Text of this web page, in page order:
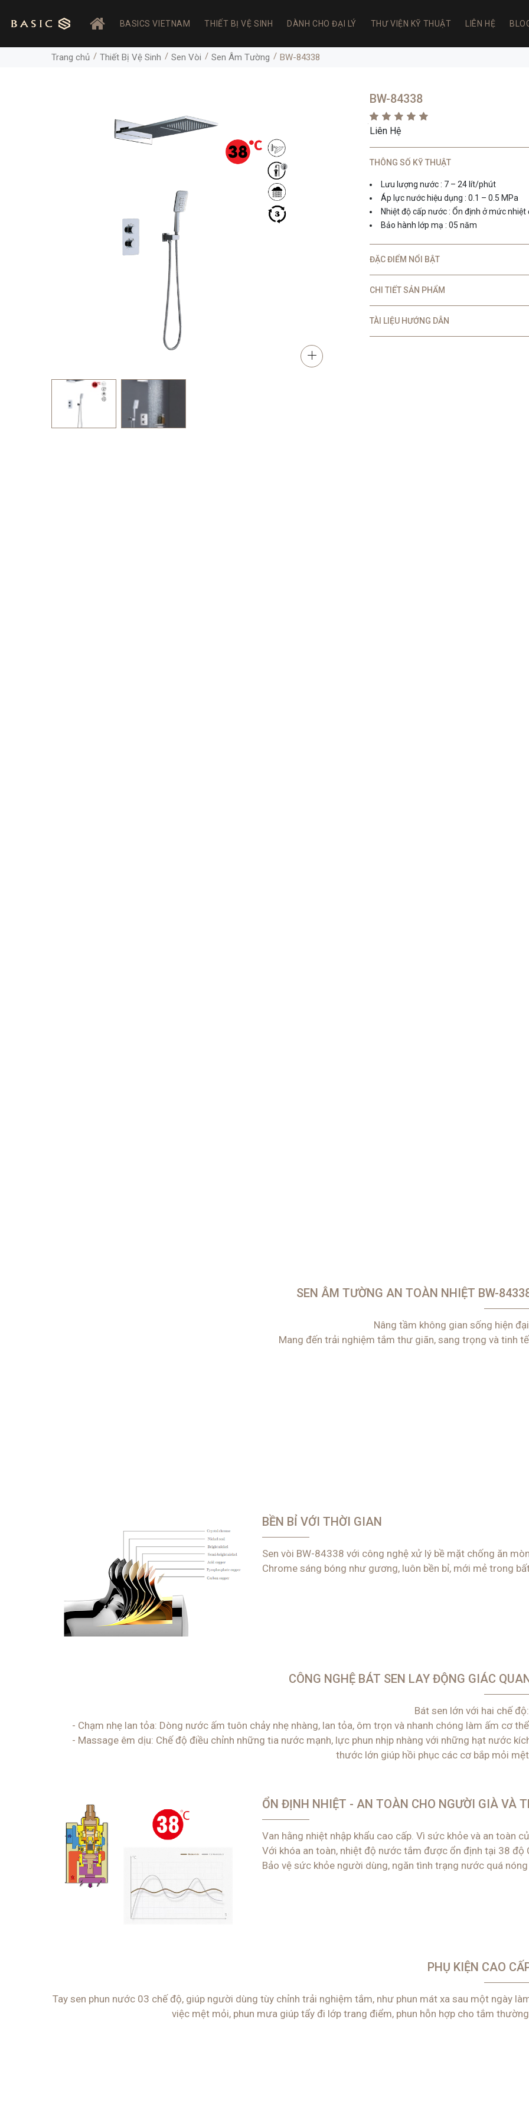
BASICS VIETNAM THIẾT BỊ VỆ SINH DÀNH CHO ĐẠI LÝ THƯ VIỆN KỸ THUẬT LIÊN HỆ
Trang chủ Thiết Bị Vệ Sinh Sen Vòi Sen Âm Tường BW-84338
BW-84338
Liên Hệ
THÔNG SỐ KỸ THUẬT
Lưu lượng nước : 7 – 24 lít/phút
Áp lực nước hiệu dụng : 0.1 – 0.5 MPa
Nhiệt độ cấp nước : Ổn định ở mức nhiệt
Bảo hành lớp mạ : 05 năm
ĐẶC ĐIỂM NỔI BẬT
CHI TIẾT SẢN PHẨM
TÀI LIỆU HƯỚNG DẪN
SEN ÂM TƯỜNG AN TOÀN NHIỆT BW-
Nâng tầm không gian sống hiện
Mang đến trải nghiệm tắm thư giãn, sang trọng và tinh
BỀN BỈ VỚI THỜI GIAN
Sen vòi BW-84338 với công nghệ xử lý bề mặt chống ăn
Chrome sáng bóng như gương, luôn bền bỉ, mới mẻ trong
CÔNG NGHỆ BÁT SEN LAY ĐỘNG GIÁC
Bát sen lớn với hai chế
- Chạm nhẹ lan tỏa: Dòng nước ấm tuôn chảy nhẹ nhàng, lan tỏa, ôm trọn và nhanh chóng làm ấm cơ
- Massage êm dịu: Chế độ điều chỉnh những tia nước mạnh, lực phun nhịp nhàng với những hạt nước
thước lớn giúp hồi phục các cơ bắp mỏi
ỔN ĐỊNH NHIỆT - AN TOÀN CHO NGƯỜI GIÀ VÀ
Van hằng nhiệt nhập khẩu cao cấp. Vì sức khỏe và an toàn
Với khóa an toàn, nhiệt độ nước tắm được ổn định tại 38 độ
Bảo vệ sức khỏe người dùng, ngăn tình trạng nước quá
PHỤ KIỆN CAO
Tay sen phun nước 03 chế độ, giúp người dùng tùy chỉnh trải nghiệm tắm, như phun mát xa sau một ngày
việc mệt mỏi, phun mưa giúp tẩy đi lớp trang điểm, phun hỗn hợp cho tắm